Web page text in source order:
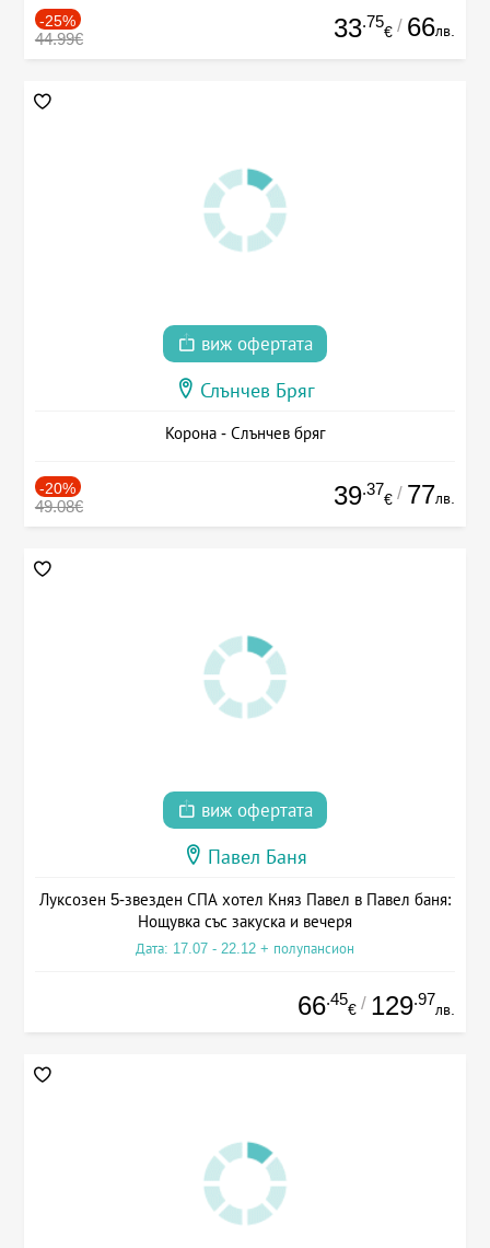
-25%
44.99€ 33.75
€ / 66лв.
виж офертата
Слънчев Бряг
Корона - Слънчев бряг
-20%
49.08€ 39.37
€ / 77лв.
виж офертата
Павел Баня
Луксозен 5-звезден СПА хотел Княз Павел в Павел баня:
Нощувка със закуска и вечеря
Дата: 17.07 - 22.12 + полупансион
66.45
€ / 129.97
лв.